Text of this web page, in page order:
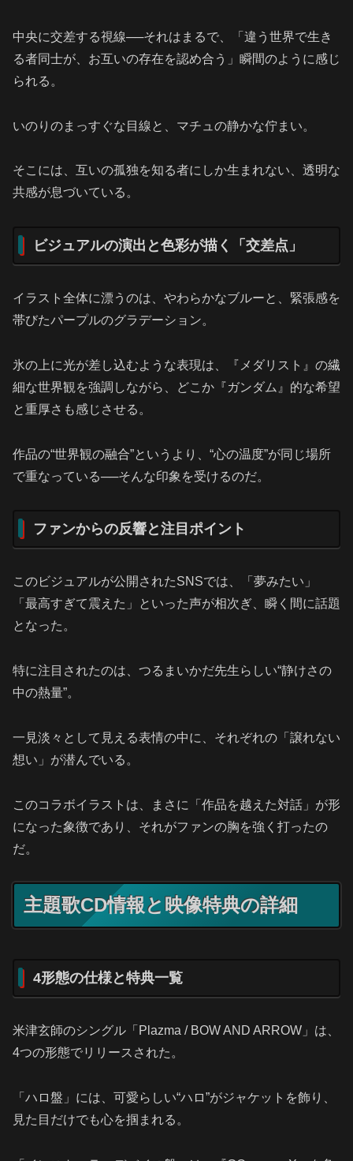
中央に交差する視線──それはまるで、「違う世界で生き
る者同士が、お互いの存在を認め合う」瞬間のように感じ
られる。
いのりのまっすぐな目線と、マチュの静かな佇まい。
そこには、互いの孤独を知る者にしか生まれない、透明な
共感が息づいている。
ビジュアルの演出と色彩が描く「交差点」
イラスト全体に漂うのは、やわらかなブルーと、緊張感を
帯びたパープルのグラデーション。
氷の上に光が差し込むような表現は、『メダリスト』の繊
細な世界観を強調しながら、どこか『ガンダム』的な希望
と重厚さも感じさせる。
作品の“世界観の融合”というより、“心の温度”が同じ場所
で重なっている──そんな印象を受けるのだ。
ファンからの反響と注目ポイント
このビジュアルが公開されたSNSでは、「夢みたい」
「最高すぎて震えた」といった声が相次ぎ、瞬く間に話題
となった。
特に注目されたのは、つるまいかだ先生らしい“静けさの
中の熱量”。
一見淡々として見える表情の中に、それぞれの「譲れない
想い」が潜んでいる。
このコラボイラストは、まさに「作品を越えた対話」が形
になった象徴であり、それがファンの胸を強く打ったの
だ。
主題歌CD情報と映像特典の詳細
4形態の仕様と特典一覧
米津玄師のシングル「Plazma / BOW AND ARROW」は、
4つの形態でリリースされた。
「ハロ盤」には、可愛らしい“ハロ”がジャケットを飾り、
見た目だけでも心を掴まれる。